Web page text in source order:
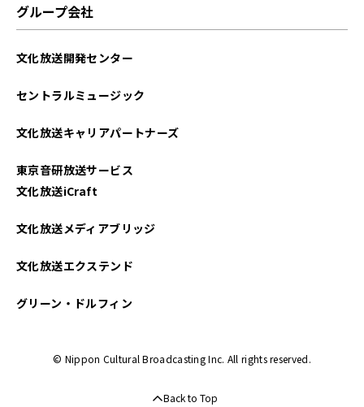
グループ会社
文化放送開発センター
セントラルミュージック
文化放送キャリアパートナーズ
東京音研放送サービス
文化放送iCraft
文化放送メディアブリッジ
文化放送エクステンド
グリーン・ドルフィン
© Nippon Cultural Broadcasting Inc. All rights reserved.
Back to Top